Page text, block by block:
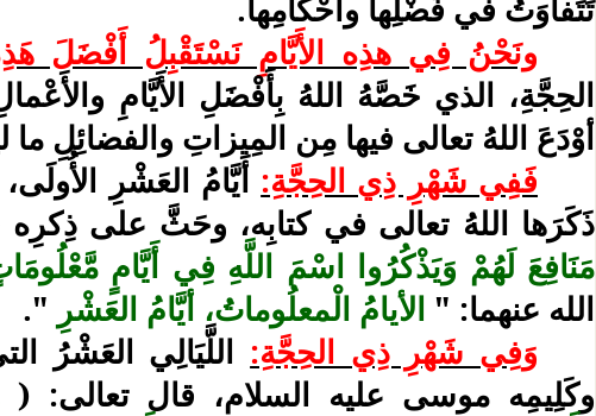
تَتَفاوَتُ في فَضْلِها وأَحْكامِها.
ونَحْنُ فِي هذِه الأَيَّامِ نَسْتَقْبِلُ أَفْضَلَ
الحِجَّةِ، الذي خَصَّهُ اللهُ بِأَفْضَلِ الأَيَّامِ
أوْدَعَ اللهُ تعالى فيها مِن المِيزاتِ والفضائِلِ ما
فَفِي شَهْرِ ذِي الحِجَّةِ: أَيَّامُ العَشْرِ
ذَكَرَها اللهُ تعالى في كتابِه، وحَثَّ على ذِكرِه
مَنَافِعَ لَهُمْ وَيَذْكُرُوا اسْمَ اللَّهِ فِي أَيَّامٍ
الله عنهما: " الأيامُ الْمعلُوماتُ، أيَّامُ العَشْرِ ".
وَفِي شَهْرِ ذِي الحِجَّةِ: اللَّيَالِي العَشْرُ
وكَلِيمِه موسى عليه السلام، قال تعالى: (